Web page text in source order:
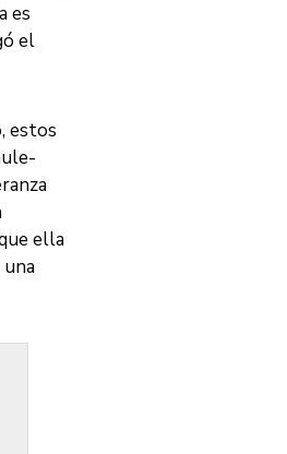
es
el
estos
ella